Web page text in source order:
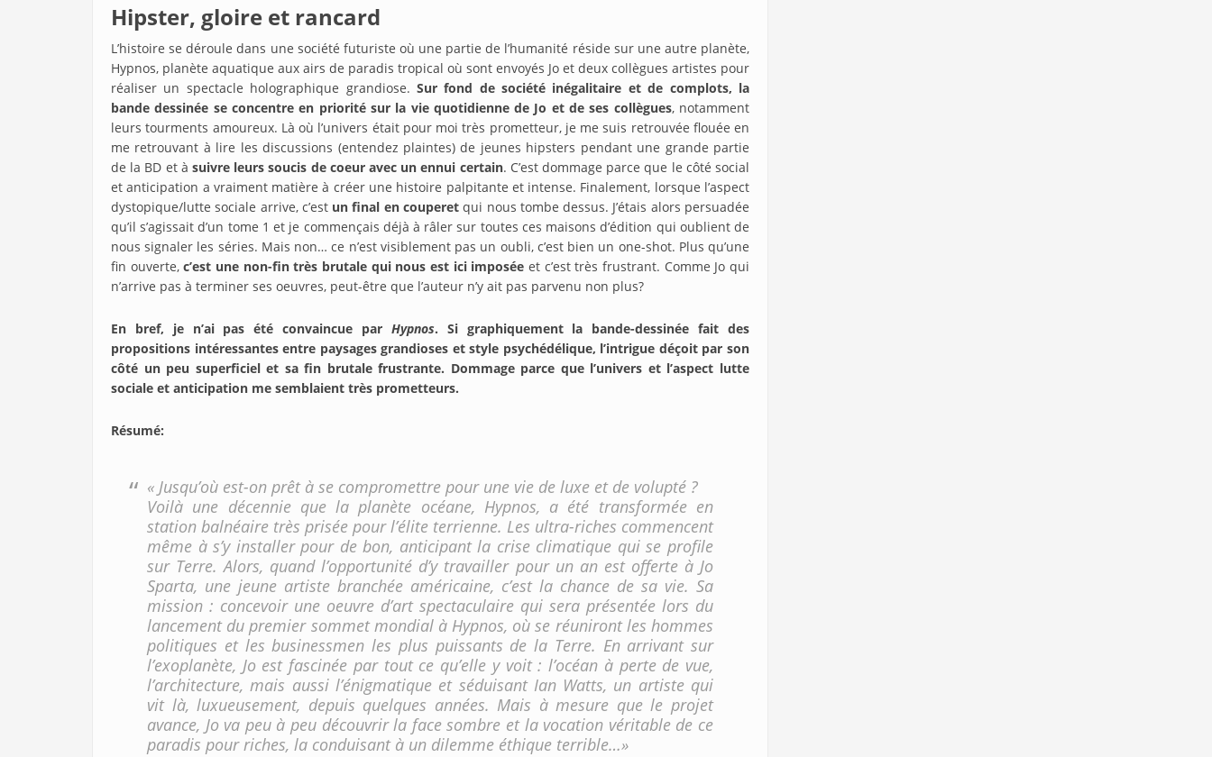
Hipster, gloire et rancard
L’histoire se déroule dans une société futuriste où une partie de l’humanité réside sur une autre planète,
Hypnos, planète aquatique aux airs de paradis tropical où sont envoyés Jo et deux collègues artistes pour
réaliser un spectacle holographique grandiose. Sur fond de société inégalitaire et de complots, la
bande dessinée se concentre en priorité sur la vie quotidienne de Jo et de ses collègues, notamment
leurs tourments amoureux. Là où l’univers était pour moi très prometteur, je me suis retrouvée flouée en
me retrouvant à lire les discussions (entendez plaintes) de jeunes hipsters pendant une grande partie
de la BD et à suivre leurs soucis de coeur avec un ennui certain. C’est dommage parce que le côté social
et anticipation a vraiment matière à créer une histoire palpitante et intense. Finalement, lorsque l’aspect
dystopique/lutte sociale arrive, c’est un final en couperetqui nous tombe dessus. J’étais alors persuadée
qu’il s’agissait d’un tome 1 et je commençais déjà à râler sur toutes ces maisons d’édition qui oublient de
nous signaler les séries. Mais non… ce n’est visiblement pas un oubli, c’est bien un one-shot. Plus qu’une
fin ouverte,c’est une non-fin très brutale qui nous est ici imposée et c’est très frustrant. Comme Jo qui
n’arrive pas à terminer ses oeuvres, peut-être que l’auteur n’y ait pas parvenu non plus?
En bref, je n’ai pas été convaincue par Hypnos. Si graphiquement la bande-dessinée fait des
propositions intéressantes entre paysages grandioses et style psychédélique, l’intrigue déçoit par son
côté un peu superficiel et sa fin brutale frustrante. Dommage parce que l’univers et l’aspect lutte
sociale et anticipation me semblaient très prometteurs.
Résumé:
« Jusqu’où est-on prêt à se compromettre pour une vie de luxe et de volupté ?
Voilà une décennie que la planète océane, Hypnos, a été transformée en
station balnéaire très prisée pour l’élite terrienne. Les ultra-riches commencent
même à s’y installer pour de bon, anticipant la crise climatique qui se profile
sur Terre. Alors, quand l’opportunité d’y travailler pour un an est offerte à Jo
Sparta, une jeune artiste branchée américaine, c’est la chance de sa vie. Sa
mission : concevoir une oeuvre d’art spectaculaire qui sera présentée lors du
lancement du premier sommet mondial à Hypnos, où se réuniront les hommes
politiques et les businessmen les plus puissants de la Terre. En arrivant sur
l’exoplanète, Jo est fascinée par tout ce qu’elle y voit : l’océan à perte de vue,
l’architecture, mais aussi l’énigmatique et séduisant Ian Watts, un artiste qui
vit là, luxueusement, depuis quelques années. Mais à mesure que le projet
avance, Jo va peu à peu découvrir la face sombre et la vocation véritable de ce
paradis pour riches, la conduisant à un dilemme éthique terrible…»